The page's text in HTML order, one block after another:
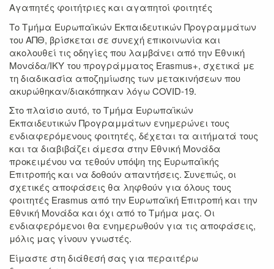
Αγαπητές φοιτήτριες και αγαπητοί φοιτητές
Το Τμήμα Ευρωπαϊκών Εκπαιδευτικών Προγραμμάτων
του ΑΠΘ, βρίσκεται σε συνεχή επικοινωνία και
ακολουθεί τις οδηγίες που λαμβάνει από την Εθνική
Μονάδα/ΙΚΥ του προγράμματος Erasmus+, σχετικά με
τη διαδικασία αποζημίωσης των μετακινήσεων που
ακυρώθηκαν/διακόπηκαν λόγω COVID-19.
Στο πλαίσιο αυτό, το Τμήμα Ευρωπαϊκών
Εκπαιδευτικών Προγραμμάτων ενημερώνει τους
ενδιαφερόμενους φοιτητές, δέχεται τα αιτήματά τους
και τα διαβιβάζει άμεσα στην Εθνική Μονάδα
προκειμένου να τεθούν υπόψη της Ευρωπαϊκής
Επιτροπής και να δοθούν απαντήσεις. Συνεπώς, οι
σχετικές αποφάσεις θα ληφθούν για όλους τους
φοιτητές Erasmus από την Ευρωπαϊκή Επιτροπή και την
Εθνική Μονάδα και όχι από το Τμήμα μας. Οι
ενδιαφερόμενοι θα ενημερωθούν για τις αποφάσεις,
μόλις μας γίνουν γνωστές.
Είμαστε στη διάθεσή σας για περαιτέρω